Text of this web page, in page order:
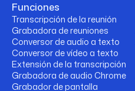
Funciones
Transcripción de la reunión
Grabadora de reuniones
Conversor de audio a texto
Conversor de vídeo a texto
Extensión de la transcripción
Grabadora de audio Chrome
Grabador de pantalla